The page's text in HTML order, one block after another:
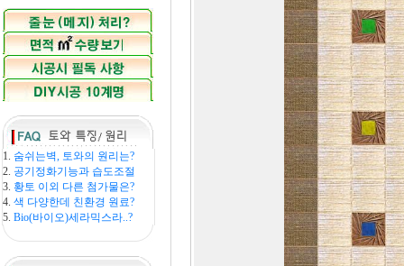
1. 숨쉬는벽, 토와의 원리는?
2. 공기정화기능과 습도조절
3.황토 이외 다른 첨가물은?
4.색 다양한데 친환경 원료?
5.Bio(바이오)세라믹스라..?